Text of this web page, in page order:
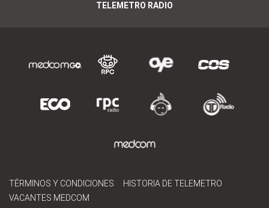
TELEMETRO RADIO
TÉRMINOS Y CONDICIONES
HISTORIA DE TELEMETRO
VACANTES MEDCOM